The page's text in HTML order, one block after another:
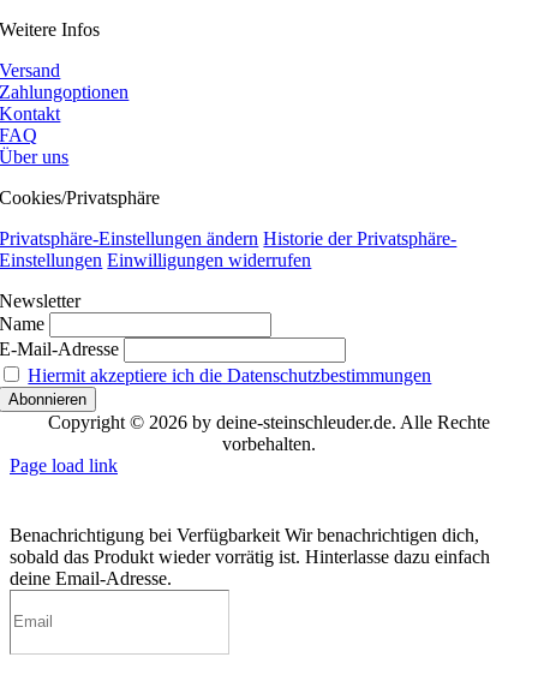
Weitere Infos
Versand
Zahlungoptionen
Kontakt
FAQ
Über uns
Cookies/Privatsphäre
Privatsphäre-Einstellungen ändern Historie der Privatsphäre-
Einstellungen Einwilligungen widerrufen
Newsletter
Name
E-Mail-Adresse
Hiermit akzeptiere ich die Datenschutzbestimmungen
Copyright © 2026 by deine-steinschleuder.de. Alle Rechte
vorbehalten.
Page load link
Benachrichtigung bei Verfügbarkeit Wir benachrichtigen dich,
sobald das Produkt wieder vorrätig ist. Hinterlasse dazu einfach
deine Email-Adresse.